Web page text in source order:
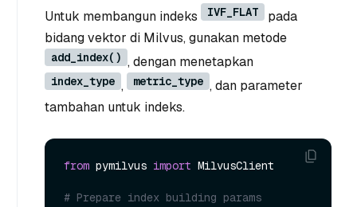
Untuk membangun indeks IVF_FLAT
pada
bidang vektor di Milvus, gunakan metode
add_index() , dengan menetapkan
index_type , metric_type , dan parameter
tambahan untuk indeks.
from pymilvus import MilvusClient
# Prepare index building params